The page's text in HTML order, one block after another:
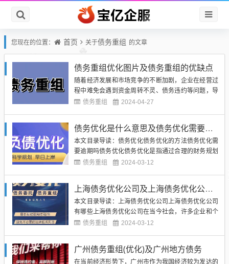
您现在的位置： 首页 关于债务重组 的文章
债务重组优化图片及债务重组的优缺点
随着经济发展和市场竞争的不断加剧，企业在经营过
程中难免会遇到资金周转不灵、债务违约等问题，导
致债务逐渐积累，影响企业的正常经营和发展。为了
的本金、利率、期限等内容，达成一致的协议，以减
轻企业的债务负担，恢复经营...
债务重组 2024-04-27
债务优化是什么意思及债务优化需要逾期吗
本文目录导读：债务优化债务优化的方法债务优化需
要逾期吗债务优化债务优化是指通过合理的财务规划
和管理手段，对个人或企业的债务进行调整和优化，
务，避免陷入财务困境，提高财务稳定性。（图片来
源网络，侵删）债务优化的方...
债务重组 2024-03-12
上海债务优化公司及上海债务优化公司有哪些
本文目录导读：上海债务优化公司上海债务优化公司
有哪些上海债务优化公司在当今社会，许多企业和个
人可能会面临着资金周转不灵、债务压力大等问题。
构、降低债务成本、提高资金使用效率的机构。这些
债务重组 2024-03-12
广州债务重组(优化)及广州地方债务
在当前经济形势下，广州市作为我国经济较为发达的